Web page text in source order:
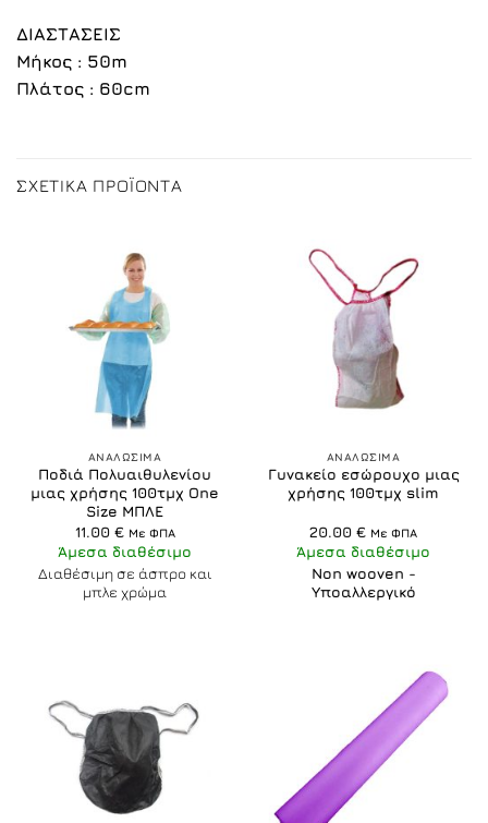
ΔΙΑΣΤΑΣΕΙΣ
Μήκος : 50m
Πλάτος : 60cm
ΣΧΕΤΙΚΆ ΠΡΟΪΌΝΤΑ
ΑΝΑΛΩΣΙΜΑ
Ποδιά Πολυαιθυλενίου
μιας χρήσης 100τμχ One
Size ΜΠΛΕ
11.00 € Με ΦΠΑ
Άμεσα διαθέσιμο
Διαθέσιμη σε άσπρο και
μπλε χρώμα
ΑΝΑΛΩΣΙΜΑ
Γυνακείο εσώρουχο μιας
χρήσης 100τμχ slim
20.00 € Με ΦΠΑ
Άμεσα διαθέσιμο
Non wooven -
Υποαλλεργικό